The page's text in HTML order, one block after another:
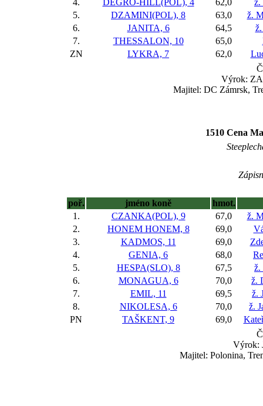
4. DEGRO-HILL(POL), 4 62,0
ž.
5.
DZAMINI(POL), 8 63,0
ž.
6.
JANITA, 6 64,5
7.
THESSALON, 10 65,0
ZN
LYKRA, 7 62,0
Výrok:
Majitel: DC Zámrsk,
1510 Cena
poř. jméno koně
hmot.
1.
CZANKA(POL), 9 67,0
ž.
2.
HONEM HONEM, 8 69,0
3.
KADMOS, 11 69,0
4.
GENIA, 6 68,0
5.
HESPA(SLO), 8 67,5
ž.
6.
MONAGUA, 6 70,0
ž.
7.
EMIL, 11 69,5
ž.
8.
NIKOLESA, 6 70,0
ž.
PN
TAŠKENT, 9 69,0
Výrok:
Majitel: Polonina,